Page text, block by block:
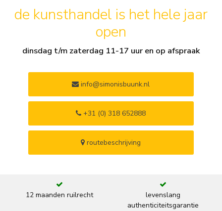
de kunsthandel is het hele jaar
open
dinsdag t/m zaterdag 11-17 uur en op afspraak
info@simonisbuunk.nl
+31 (0) 318 652888
routebeschrijving
12 maanden ruilrecht
levenslang
authenticiteitsgarantie